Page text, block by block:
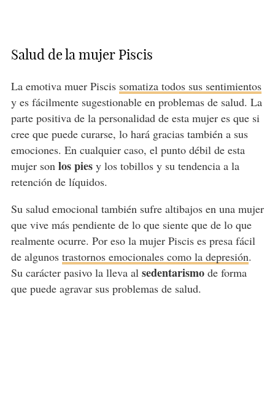
Salud de la mujer Piscis
La emotiva muer Piscis somatiza todos sus sentimientos
y es fácilmente sugestionable en problemas de salud. La
parte positiva de la personalidad de esta mujer es que si
cree que puede curarse, lo hará gracias también a sus
emociones. En cualquier caso, el punto débil de esta
mujer son los piesy los tobillos y su tendencia a la
retención de líquidos.
Su salud emocional también sufre altibajos en una mujer
que vive más pendiente de lo que siente que de lo que
realmente ocurre. Por eso la mujer Piscis es presa fácil
de algunos trastornos emocionales como la depresión.
Su carácter pasivo la lleva al sedentarismode forma
que puede agravar sus problemas de salud.